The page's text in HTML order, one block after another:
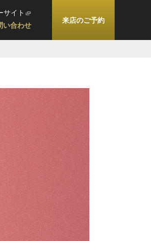
サイト
い合わせ
来店のご予約